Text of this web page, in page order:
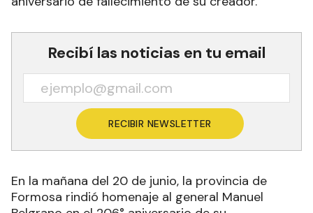
Recibí las noticias en tu email
RECIBIR NEWSLETTER
En la mañana del 20 de junio, la provincia de
Formosa rindió homenaje al general Manuel